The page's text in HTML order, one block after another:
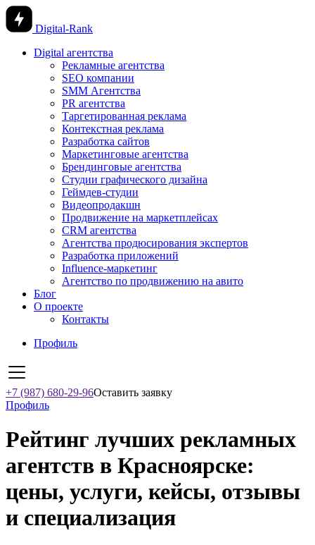
Digital-Rank
Digital агентства
Рекламные агентства
SEO компании
SMM Агентства
PR агентства
Таргетированная реклама
Контекстная реклама
Разработка сайтов
Маркетинговые агентства
Брендинговые агентства
Студии графического дизайна
Геймдев-студии
Видеопродакшн
Продвижение на маркетплейсах
CRM агентства
Агентства продюсирования экспертов
Разработка приложений
Influence-маркетинг
Агентство по продвижению на авито
Блог
О проекте
Контакты
Профиль
+7 (987) 680-29-96Оставить заявку
Профиль
Рейтинг лучших рекламных
агентств в Красноярске:
цены, услуги, кейсы, отзывы
и специализация